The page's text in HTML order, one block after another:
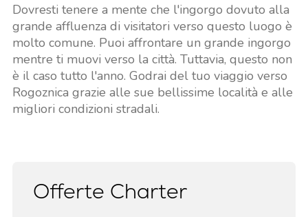
Dovresti tenere a mente che l'ingorgo dovuto alla
grande affluenza di visitatori verso questo luogo è
molto comune. Puoi affrontare un grande ingorgo
mentre ti muovi verso la città. Tuttavia, questo non
è il caso tutto l'anno. Godrai del tuo viaggio verso
Rogoznica grazie alle sue bellissime località e alle
migliori condizioni stradali.
Offerte Charter